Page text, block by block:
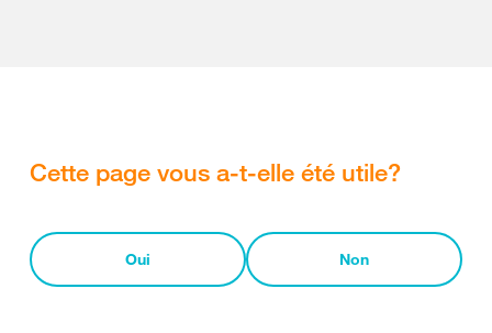
Cette page vous a-t-elle été utile?
Oui Non